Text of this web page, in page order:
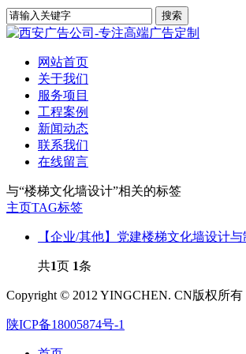
网站首页
关于我们
服务项目
工程案例
新闻动态
联系我们
在线留言
与“楼梯文化墙设计”相关的标签
主页TAG标签
【企业/其他】党建楼梯文化墙设计
共1页 1条
Copyright © 2012 YINGCHEN. CN版权所有
陕ICP备18005874号-1